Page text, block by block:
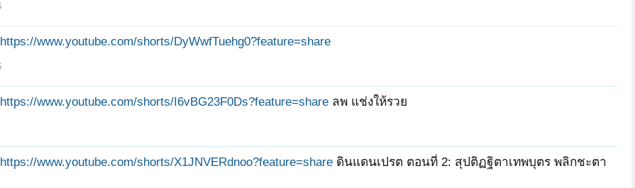
https://www.youtube.com/shorts/DyWwfTuehg0?feature=share
https://www.youtube.com/shorts/I6vBG23F0Ds?feature=share ลพ แช่งให้รวย
https://www.youtube.com/shorts/X1JNVERdnoo?feature=share ดินแดนเปรต ตอนที่ 2: สุปติฏฐิตาเทพบุตร พลิกชะตา